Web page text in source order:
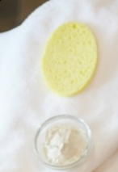
HOME